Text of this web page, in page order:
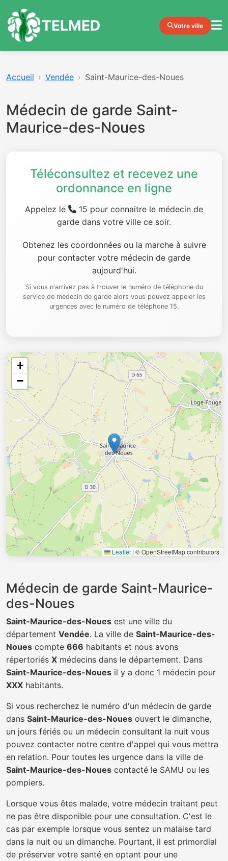
TELMED Votre ville
Accueil Vendée Saint-Maurice-des-Noues
Médecin de garde Saint-
Maurice-des-Noues
Téléconsultez et recevez une
ordonnance en ligne
Appelez le
15 pour connaitre le médecin de
garde dans votre ville ce soir.
Obtenez les coordonnées ou la marche à suivre
pour contacter votre médecin de garde
aujourd'hui.
Si vous n'arrivez pas à trouver le numéro de téléphone du
service de medecin de garde alors vous pouvez appeler les
urgences avec le numéro de téléphone 15.
+
−
Leaflet | © OpenStreetMap contributors
Médecin de garde Saint-Maurice-
des-Noues
Saint-Maurice-des-Noues est une ville du
département Vendée. La ville de Saint-Maurice-des-
Noues compte 666 habitants et nous avons
répertoriés X médecins dans le département. Dans
Saint-Maurice-des-Noues il y a donc 1 médecin pour
XXX habitants.
Si vous recherchez le numéro d'un médecin de garde
dans Saint-Maurice-des-Noues ouvert le dimanche,
un jours fériés ou un médecin consultant la nuit vous
pouvez contacter notre centre d'appel qui vous mettra
en relation. Pour toutes les urgence dans la ville de
Saint-Maurice-des-Noues contacté le SAMU ou les
pompiers.
Lorsque vous êtes malade, votre médecin traitant peut
ne pas être disponible pour une consultation. C'est le
cas par exemple lorsque vous sentez un malaise tard
dans la nuit ou un dimanche. Pourtant, il est primordial
de préserver votre santé en optant pour une